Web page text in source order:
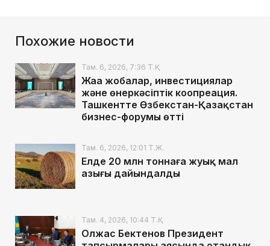
Похожие новости
Там. 6, 2026, 7:36 Т.Қ.
Жаңа жобалар, инвестициялар
және өнеркәсіптік коопреация.
Ташкентте Өзбекстан-Қазақстан
бизнес-форумы өтті
Там. 6, 2026, 12:01 Т.Ж.
Елде 20 млн тоннаға жуық мал
азығы дайындалды
Там. 4, 2026, 10:44 Т.Қ.
Олжас Бектенов Президент